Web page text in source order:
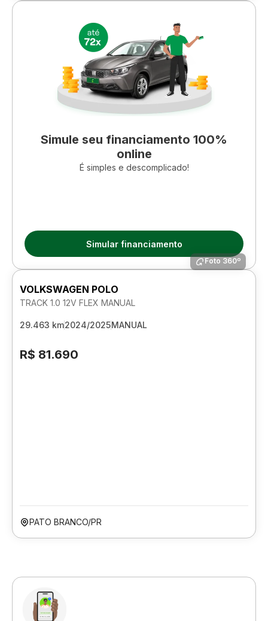
Simule seu financiamento 100%
online
É simples e descomplicado!
Simular financiamento
Foto 360º
VOLKSWAGEN POLO
TRACK 1.0 12V FLEX MANUAL
29.463 km2024/2025MANUAL
R$ 81.690
PATO BRANCO/PR